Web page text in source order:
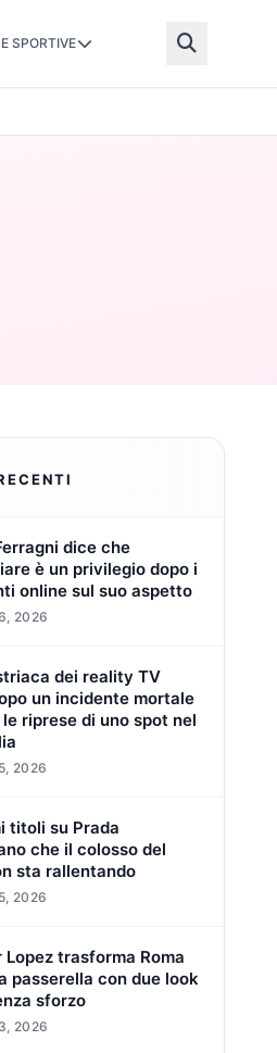
SPORTIVE
dice che
è un privilegio dopo i
online sul suo aspetto
2026
dei reality TV
un incidente mortale
riprese di uno spot nel
2026
titoli su Prada
che il colosso del
sta rallentando
2026
trasforma Roma
passerella con due look
sforzo
2026